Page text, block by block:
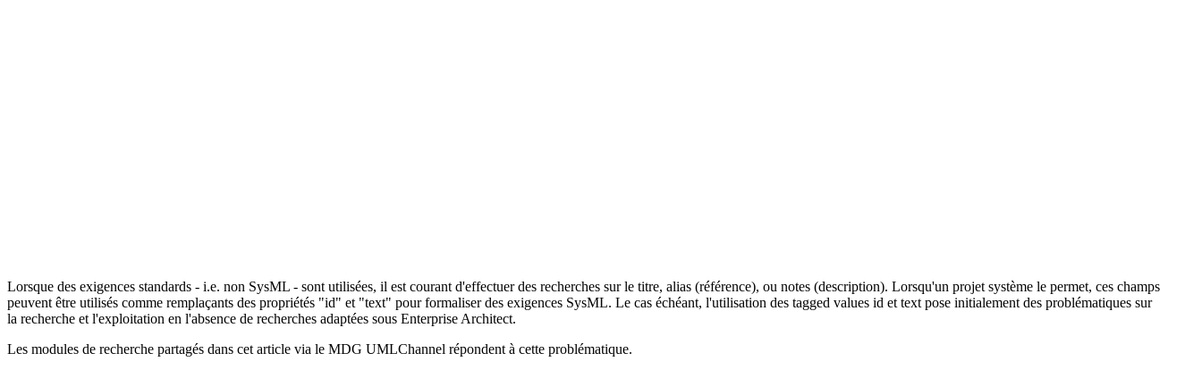
Lorsque des exigences standards - i.e. non SysML - sont utilisées, il est courant d'effectuer des recherches sur le titre, alias (référence), ou notes (description). Lorsqu'un projet système le permet, ces champs
peuvent être utilisés comme remplaçants des propriétés "id" et "text" pour formaliser des exigences SysML. Le cas échéant, l'utilisation des tagged values id et text pose initialement des problématiques sur
la recherche et l'exploitation en l'absence de recherches adaptées sous Enterprise Architect.
Les modules de recherche partagés dans cet article via le MDG UMLChannel répondent à cette problématique.